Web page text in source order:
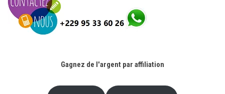
Gagnez de l'argent par affiliation